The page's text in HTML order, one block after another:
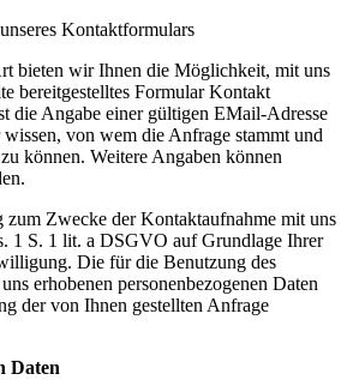
Kontaktformulars
bieten wir Ihnen die Möglichkeit, mit uns
bereitgestelltes Formular Kontakt
die Angabe einer gültigen EMail-Adresse
von wem die Anfrage stammt und
können. Weitere Angaben können
zum Zwecke der Kontaktaufnahme mit uns
1 S. 1 lit. a DSGVO auf Grundlage Ihrer
Die für die Benutzung des
erhobenen personenbezogenen Daten
der von Ihnen gestellten Anfrage
Daten